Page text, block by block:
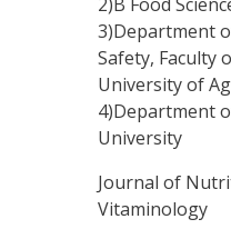
3)Department
Safety, Faculty
University of
4)Department
University
Journal of
Vitaminology